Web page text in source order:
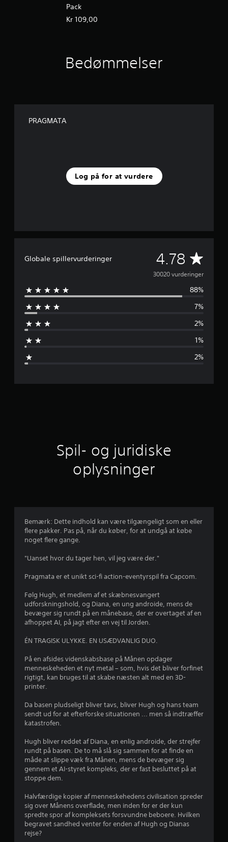
Pack
Kr 109,00
Bedømmelser
PRAGMATA
Log på for at vurdere
Globale spillervurderinger 4.78 G
e
n
m
n
v
u
e
r
i
e
4
7
8
t
j
30020 vurderinger
88%
7%
2%
1%
2%
Spil- og juridiske
oplysninger
Bemærk: Dette indhold kan være tilgængeligt som en eller
flere pakker. Pas på, når du køber, for at undgå at købe
noget flere gange.
"Uanset hvor du tager hen, vil jeg være der."
Pragmata er et unikt sci-fi action-eventyrspil fra Capcom.
Følg Hugh, et medlem af et skæbnesvangert
udforskningshold, og Diana, en ung androide, mens de
bevæger sig rundt på en månebase, der er overtaget af en
afhoppet AI, på jagt efter en vej til Jorden.
ÉN TRAGISK ULYKKE. EN USÆDVANLIG DUO.
På en afsides videnskabsbase på Månen opdager
menneskeheden et nyt metal – som, hvis det bliver forfinet
rigtigt, kan bruges til at skabe næsten alt med en 3D-
printer.
Da basen pludseligt bliver tavs, bliver Hugh og hans team
sendt ud for at efterforske situationen ... men så indtræffer
katastrofen.
Hugh bliver reddet af Diana, en enlig androide, der strejfer
rundt på basen. De to må slå sig sammen for at finde en
måde at slippe væk fra Månen, mens de bevæger sig
gennem et AI-styret kompleks, der er fast besluttet på at
stoppe dem.
Halvfærdige kopier af menneskehedens civilisation spreder
sig over Månens overflade, men inden for er der kun
spredte spor af kompleksets forsvundne beboere. Hvilken
begravet sandhed venter for enden af Hugh og Dianas
rejse?